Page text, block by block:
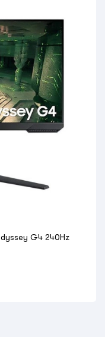
G4 240Hz